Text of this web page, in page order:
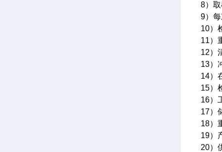
8）
9）
10）
11）
12）
13）
14）
15）
16）
17）
18）
19）
20）